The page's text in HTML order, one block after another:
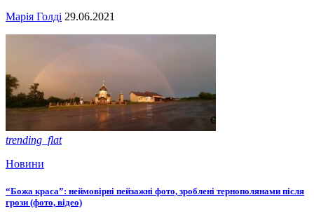
Марія Голді 29.06.2021
trending_flat
Новини
“Божа краса”: неймовірні пейзажні фото, зроблені тернополянами після
грози (фото, відео)